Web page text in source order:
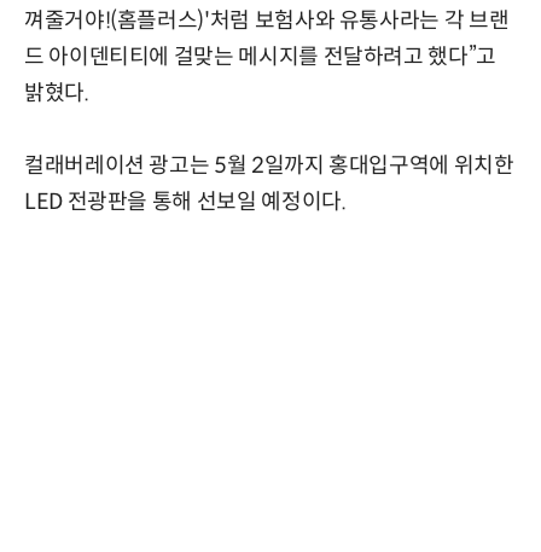
껴줄거야!(홈플러스)'처럼 보험사와 유통사라는 각 브랜
드 아이덴티티에 걸맞는 메시지를 전달하려고 했다”고
밝혔다.
컬래버레이션 광고는 5월 2일까지 홍대입구역에 위치한
LED 전광판을 통해 선보일 예정이다.